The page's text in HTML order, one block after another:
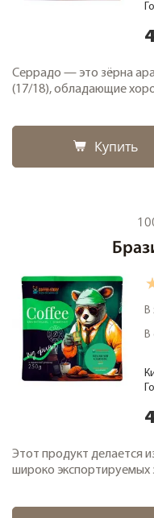
Серрадо — это зёрна
(17/18), обладающие
Купить
В
В
Этот продукт делается
широко экспортируемых